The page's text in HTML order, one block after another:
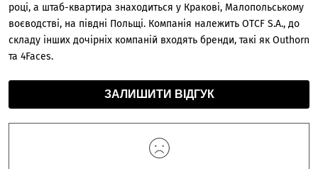
році, а штаб-квартира знаходиться у Кракові, Малопольському
воєводстві, на півдні Польщі. Компанія належить OTCF S.A., до
складу інших дочірніх компаній входять бренди, такі як Outhorn
та 4Faces.
ЗАЛИШИТИ ВІДГУК